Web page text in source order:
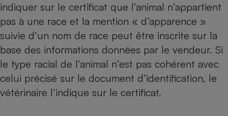
indiquer sur le certificat que l’animal n’appartient
pas à une race et la mention « d’apparence »
suivie d’un nom de race peut être inscrite sur la
base des informations données par le vendeur. Si
le type racial de l’animal n’est pas cohérent avec
celui précisé sur le document d’identification, le
vétérinaire l’indique sur le certificat.